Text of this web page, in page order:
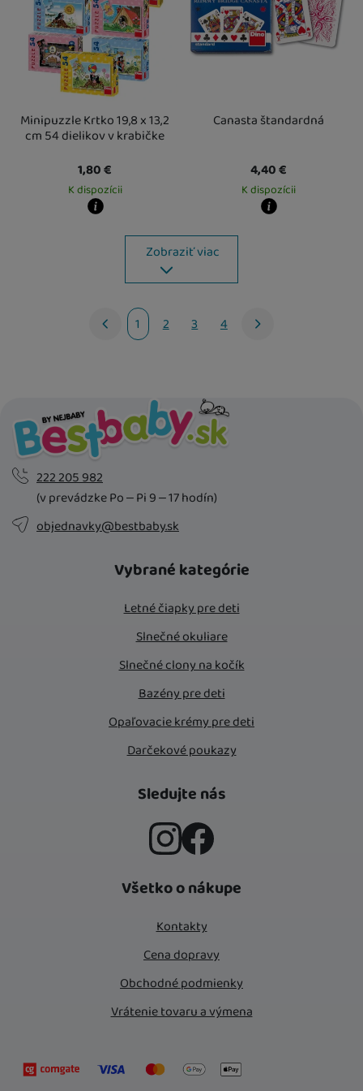
Minipuzzle Krtko 19,8 x 13,2
cm 54 dielikov v krabičke
1,80€
K dispozícii
Osobný odber vo výdajnom mieste14. 8.
Canasta štandardná
4,40€
K dispozícii
Osobný odber vo výdajnom mieste
U Vás doma
Zobraziť viac
1 2 3 4 nasledujúci
222 205 982
(v prevádzke Po – Pi 9 – 17 hodín)
objednavky@bestbaby.sk
Vybrané kategórie
Letné čiapky pre deti
Slnečné okuliare
Slnečné clony na kočík
Bazény pre deti
Opaľovacie krémy pre deti
Darčekové poukazy
Sledujte nás
Všetko o nákupe
Kontakty
Cena dopravy
Obchodné podmienky
Vrátenie tovaru a výmena